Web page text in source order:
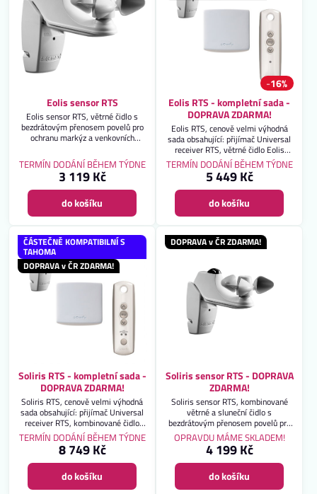
Eolis sensor RTS
Eolis sensor RTS, větrné čidlo s
bezdrátovým přenosem povelů pro
ochranu markýz a venkovních
TERMÍN DODÁNÍ BĚHEM TÝDNE
3 119 Kč
do košíku
16%
Eolis RTS - kompletní sada -
DOPRAVA ZDARMA!
Eolis RTS, cenově velmi výhodná
sada obsahující: přijímač Universal
receiver RTS, větrné čidlo Eolis
sensor RTS a dálkový ovladač Telis
1 RTS Pure. Kompletní sada pro
komfortní dálkové ovládání markýzy
a její ochranu před větrem. Záruka 2
roky. DOPRAVA ZDARMA!
TERMÍN DODÁNÍ BĚHEM TÝDNE
5 449 Kč
do košíku
ČÁSTEČNĚ KOMPATIBILNÍ S
TAHOMA
DOPRAVA v ČR ZDARMA!
Soliris RTS - kompletní sada -
DOPRAVA ZDARMA!
Soliris RTS, cenově velmi výhodná
sada obsahující: přijímač Universal
receiver RTS, kombinované čidlo
slunce / vítr Soliris sensor RTS a
dálkový ovladač Telis Soliris RTS
Pure. Kompletní sada pro komfortní
dálkové ovládání markýzy,
automatické ovládání markýzy
podle slunce a její ochranu před
TERMÍN DODÁNÍ BĚHEM TÝDNE
8 749 Kč
do košíku
DOPRAVA v ČR ZDARMA!
Soliris sensor RTS - DOPRAVA
ZDARMA!
Soliris sensor RTS, kombinované
větrné a sluneční čidlo s
bezdrátovým přenosem povelů pro
ochranu markýz a venkovních
žaluzií. Záruka 2 roky. DOPRAVA
ZDARMA!
OPRAVDU MÁME SKLADEM!
4 199 Kč
do košíku